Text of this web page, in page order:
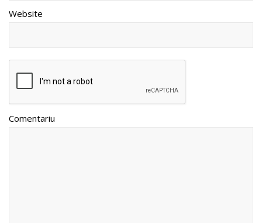
Website
Comentariu